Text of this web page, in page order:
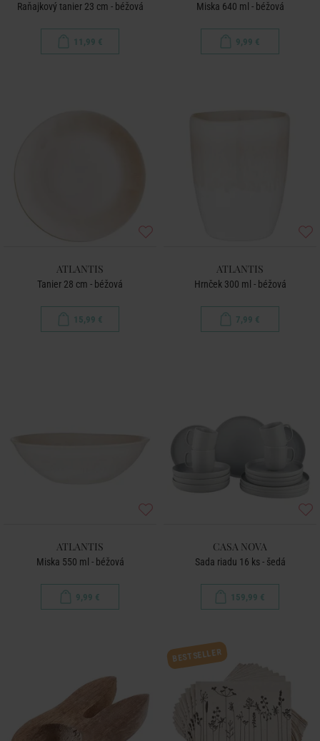
Raňajkový tanier 23 cm - béžová
11,99 €
Miska 640 ml - béžová
9,99 €
ATLANTIS
Tanier 28 cm - béžová
15,99 €
ATLANTIS
Hrnček 300 ml - béžová
7,99 €
ATLANTIS
Miska 550 ml - béžová
9,99 €
CASA NOVA
Sada riadu 16 ks - šedá
159,99 €
BESTSELLER